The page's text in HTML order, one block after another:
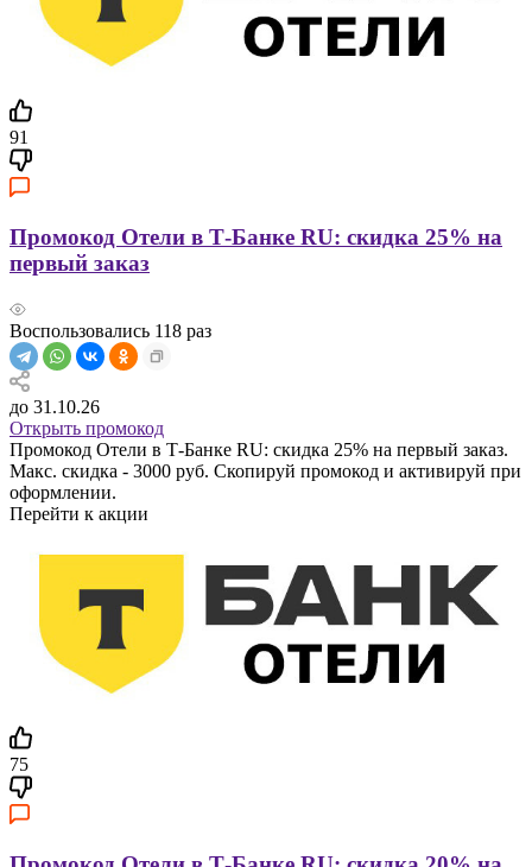
91
Промокод Отели в Т-Банке RU: скидка 25% на
первый заказ
Воспользовались 118 раз
до 31.10.26
Открыть промокод
Промокод Отели в Т-Банке RU: скидка 25% на первый заказ.
Макс. скидка - 3000 руб. Скопируй промокод и активируй при
оформлении.
Перейти к акции
75